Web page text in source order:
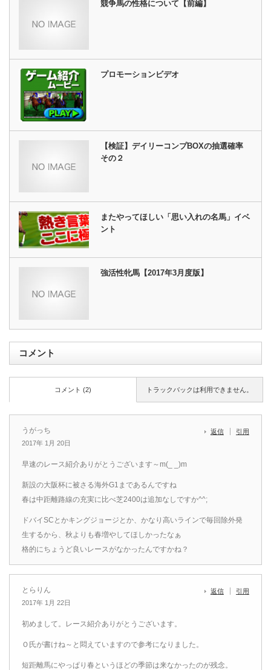
競争馬の性格について【前編】
プロモーションビデオ
【検証】デイリーコンプBOXの抽選確率
その２
またやってほしい「思い入れの名馬」イベ
ント
強活性牝馬【2017年3月度版】
コメント
トラックバックは利用できません。
コメント (2)
うがっち
2017年 1月 20日
返信 引用
早速のレース紹介ありがとうございます～m(_ _)m
新設の大阪杯に被さる海外G1まであるんですね
春は中距離路線の充実に比べ芝2400は追加なしですか^^;
ドバイSCとかキングジョージとか、かなり高いラインで毎回除外発
生するから、秋よりも春増やしてほしかったなぁ
格的にちょうど良いレースがなかったんですかね？
とらりん
2017年 1月 22日
返信 引用
初めまして。レース紹介ありがとうございます。
Ｏ氏が書けね～と悶えていますので参考になりました。
短距離馬にやっぱり春というほどの季節は来なかったのが残念。